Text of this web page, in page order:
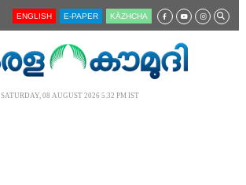
ENGLISH E-PAPER KĀZHCHA
SATURDAY, 08 AUGUST 2026 5.32 PM IST